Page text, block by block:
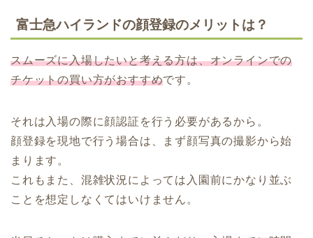
富士急ハイランドの顔登録のメリットは？
スムーズに入場したいと考える方は、オンラインでの
チケットの買い方がおすすめです。
それは入場の際に顔認証を行う必要があるから。
顔登録を現地で行う場合は、まず顔写真の撮影から始
まります。
これもまた、混雑状況によっては入園前にかなり並ぶ
ことを想定しなくてはいけません。